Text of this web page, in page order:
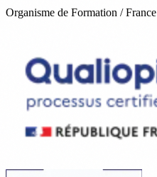
Organisme de Formation / France